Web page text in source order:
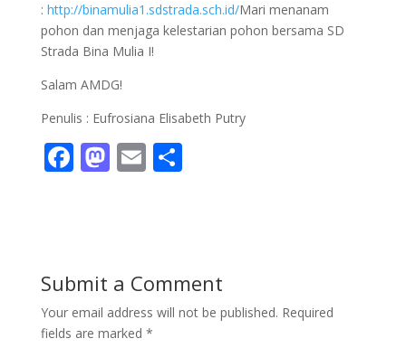
: http://binamulia1.sdstrada.sch.id/Mari menanam
pohon dan menjaga kelestarian pohon bersama SD
Strada Bina Mulia I!
Salam AMDG!
Penulis : Eufrosiana Elisabeth Putry
F
o
o
k
M
o
n
E S
Submit a Comment
Your email address will not be published. Required
fields are marked *